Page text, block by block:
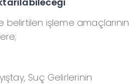
işleme amaçlarının
Suç Gelirlerinin